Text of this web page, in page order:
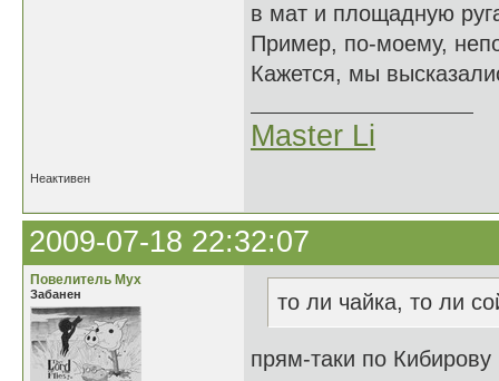
в мат и площадную
Пример, по-моему,
Кажется, мы
Master Li
Неактивен
2009-07-18 22:32:07
Повелитель Мух
Забанен то ли чайка, то ли
прям-таки по Кибирову